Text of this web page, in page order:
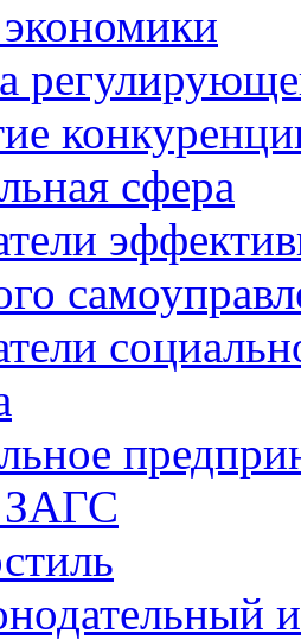
сфера
ЗАГС